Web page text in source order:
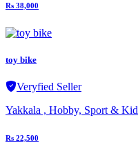
Rs 38,000
toy bike
Veryfied Seller
Yakkala , Hobby, Sport &
Rs 22,500